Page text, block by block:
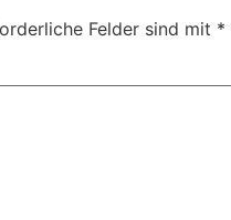
Felder sind mit *